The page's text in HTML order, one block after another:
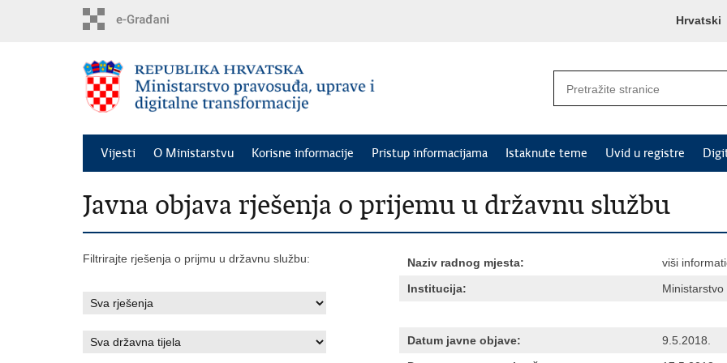
Hrvatski
Vijesti O Ministarstvu Korisne informacije Pristup informacijama Istaknute teme Uvid u registre
Javna objava rješenja o prijemu u državnu službu
Filtrirajte rješenja o prijmu u državnu službu: Naziv radnog mjesta:
viši
Institucija:
Datum javne objave:
9.5.2018.